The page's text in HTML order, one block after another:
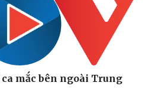
ca mắc bên ngoài Trung